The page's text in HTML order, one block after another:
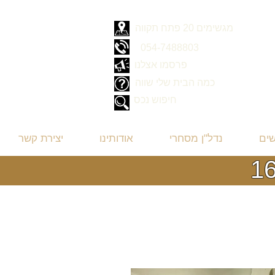
מגשימים 20 פתח תקווה
054-7488803
פרסמו אצלנו
כמה הבית שלי שווה
חיפוש נכס
נדל"ן מסחרי אודותינו יצירת קשר